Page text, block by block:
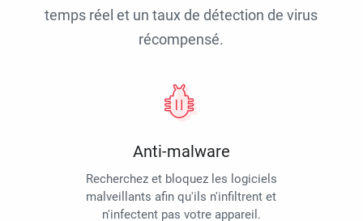
temps réel et un taux de détection de virus
récompensé.
Anti-malware
Recherchez et bloquez les logiciels
malveillants afin qu'ils n'infiltrent et
n'infectent pas votre appareil.